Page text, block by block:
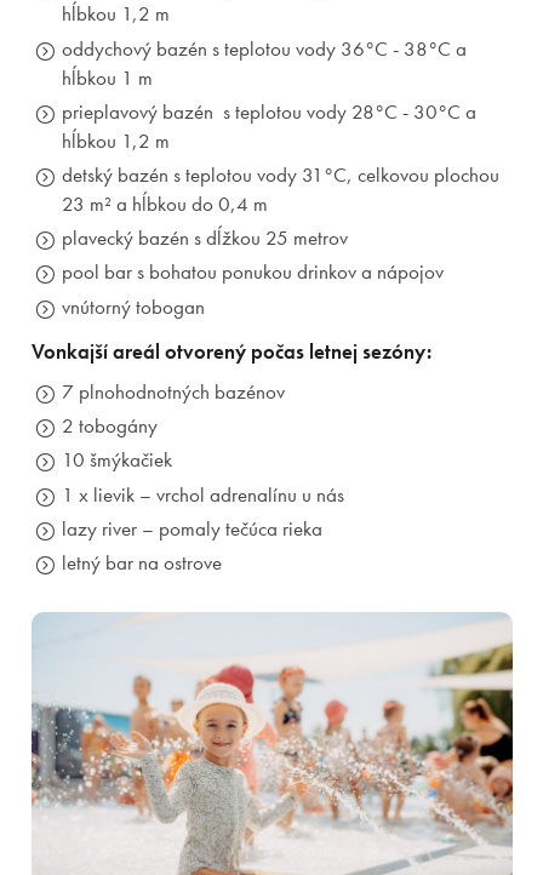
hĺbkou 1,2 m
oddychový bazén s teplotou vody 36°C - 38°C a
hĺbkou 1 m
prieplavový bazén s teplotou vody 28°C - 30°C a
hĺbkou 1,2 m
detský bazén s teplotou vody 31°C, celkovou plochou
23 m² a hĺbkou do 0,4 m
plavecký bazén s dĺžkou 25 metrov
pool bar s bohatou ponukou drinkov a nápojov
vnútorný tobogan
Vonkajší areál otvorený počas letnej sezóny:
7 plnohodnotných bazénov
2 tobogány
10 šmýkačiek
1 x lievik – vrchol adrenalínu u nás
lazy river – pomaly tečúca rieka
letný bar na ostrove